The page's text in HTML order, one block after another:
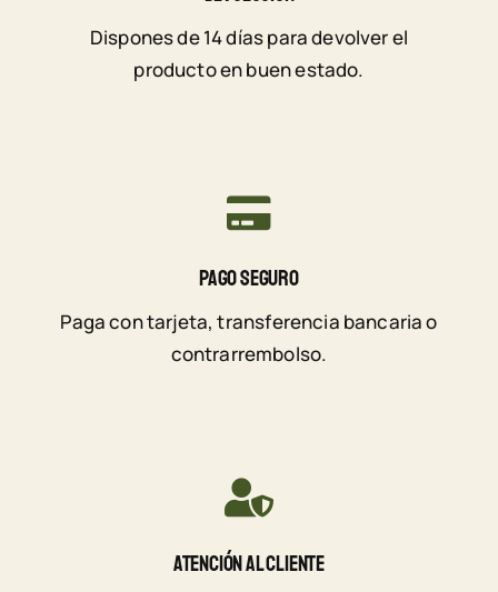
Dispones de 14 días para devolver el
producto en buen estado.
Pago Seguro
Paga con tarjeta, transferencia bancaria o
contrarrembolso.
Atención Al Cliente